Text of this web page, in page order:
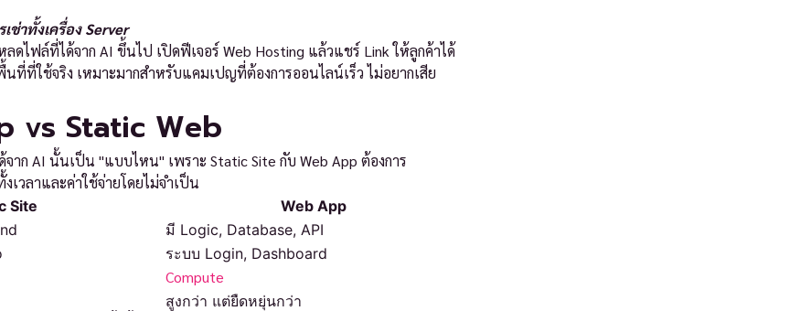
ช่าทั้งเครื่อง Server
ไฟล์ที่ได้จาก AI ขึ้นไป เปิดฟีเจอร์ Web Hosting แล้วแชร์ Link ให้ลูกค้าได้
ที่ที่ใช้จริง เหมาะมากสำหรับแคมเปญที่ต้องการออนไลน์เร็ว ไม่อยากเสีย
vs Static Web
าก AI นั้นเป็น "แบบไหน" เพราะ Static Site กับ Web App ต้องการ
เวลาและค่าใช้จ่ายโดยไม่จำเป็น
Site
Web App
มี Logic, Database, API
ระบบ Login, Dashboard
Compute
สูงกว่า แต่ยืดหยุ่นกว่า